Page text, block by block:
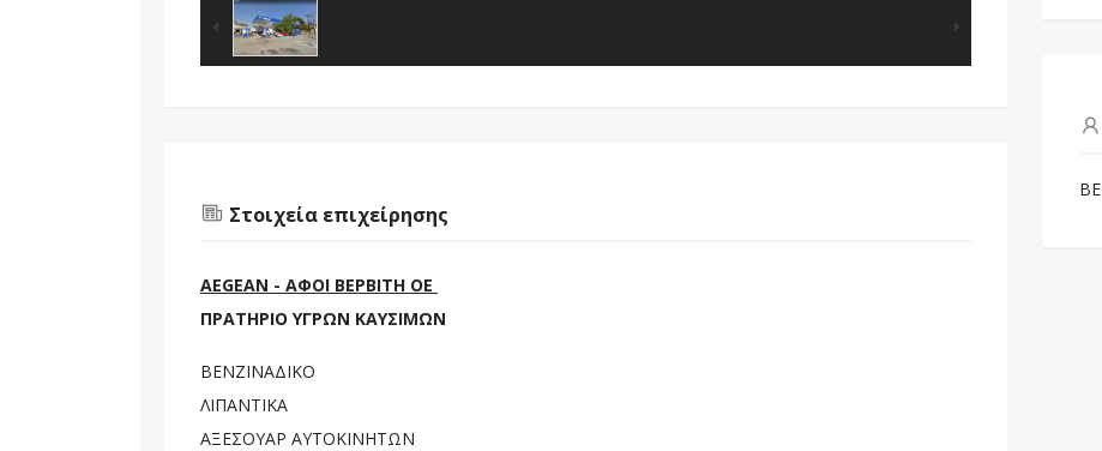
Στοιχεία επιχείρησης
AEGEAN - ΑΦΟΙ ΒΕΡΒΙΤΗ ΟΕ
ΠΡΑΤΗΡΙΟ ΥΓΡΩΝ ΚΑΥΣΙΜΩΝ
ΒΕΝΖΙΝΑΔΙΚΟ
ΛΙΠΑΝΤΙΚΑ
ΑΞΕΣΟΥΑΡ ΑΥΤΟΚΙΝΗΤΩΝ